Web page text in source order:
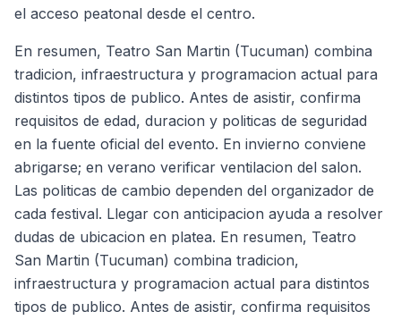
el acceso peatonal desde el centro.
En resumen, Teatro San Martin (Tucuman) combina
tradicion, infraestructura y programacion actual para
distintos tipos de publico. Antes de asistir, confirma
requisitos de edad, duracion y politicas de seguridad
en la fuente oficial del evento. En invierno conviene
abrigarse; en verano verificar ventilacion del salon.
Las politicas de cambio dependen del organizador de
cada festival. Llegar con anticipacion ayuda a resolver
dudas de ubicacion en platea. En resumen, Teatro
San Martin (Tucuman) combina tradicion,
infraestructura y programacion actual para distintos
tipos de publico. Antes de asistir, confirma requisitos